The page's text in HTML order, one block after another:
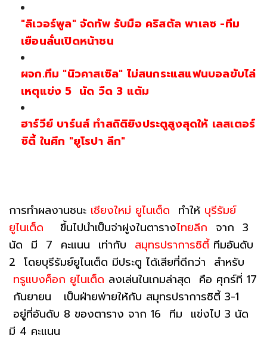
"ลิเวอร์พูล" จัดทัพ รับมือ คริสตัล พาเลซ -ทีม
เยือนลั่นเปิดหน้าชน
ผจก.ทีม "นิวคาสเซิล" ไม่สนกระแสแฟนบอลขับไล่
เหตุแข่ง 5 นัด วืด 3 แต้ม
ฮาร์วีย์ บาร์นส์ ทำสถิติยิงประตูสูงสุดให้ เลสเตอร์
ซิตี้ ในศึก "ยูโรปา ลีก"
การทำผลงานชนะ เชียงใหม่ ยูไนเต็ด ทำให้ บุรีรัมย์
ยูไนเต็ด
ขึ้นไปนำเป็นจ่าฝูงในตารางไทยลีก จาก 3
นัด มี 7 คะแนน เท่ากับ สมุทรปราการซิตี้ ทีมอันดับ
2 โดยบุรีรัมย์ยูไนเต็ด มีประตู ได้เสียที่ดีกว่า สำหรับ
ทรูแบงค็อก ยูไนเต็ด ลงเล่นในเกมล่าสุด คือ ศุกร์ที่ 17
กันยายน เป็นฝ่ายพ่ายให้กับ สมุทรปราการซิตี้ 3-1
อยู่ที่อันดับ 8 ของตาราง จาก 16 ทีม แข่งไป 3 นัด
มี 4 คะแนน